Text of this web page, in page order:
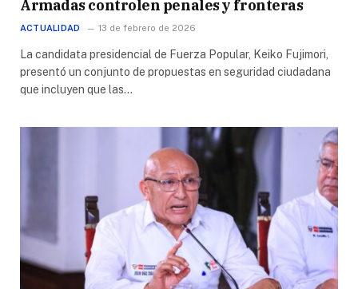
Armadas controlen penales y fronteras
ACTUALIDAD 13 de febrero de 2026
La candidata presidencial de Fuerza Popular, Keiko Fujimori,
presentó un conjunto de propuestas en seguridad ciudadana
que incluyen que las…